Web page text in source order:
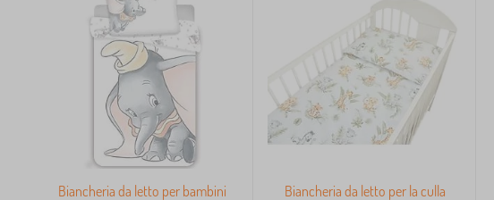
Biancheria da letto per bambini
Biancheria da letto per la culla